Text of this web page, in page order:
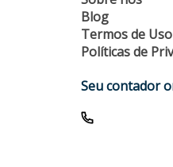
Blog
Termos de Uso
Políticas de
Seu contador